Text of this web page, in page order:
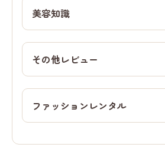
美容知識
その他レビュー
ファッションレンタル